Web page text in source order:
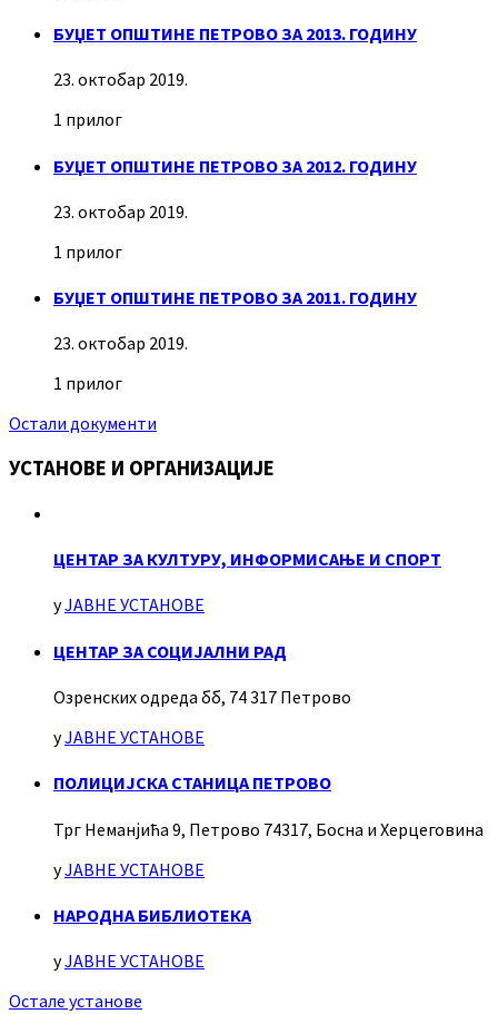
БУЏЕТ ОПШТИНЕ ПЕТРОВО ЗА 2013. ГОДИНУ
23. октобар 2019.
1 прилог
БУЏЕТ ОПШТИНЕ ПЕТРОВО ЗА 2012. ГОДИНУ
23. октобар 2019.
1 прилог
БУЏЕТ ОПШТИНЕ ПЕТРОВО ЗА 2011. ГОДИНУ
23. октобар 2019.
1 прилог
Остали документи
УСТАНОВЕ И ОРГАНИЗАЦИЈЕ
ЦЕНТАР ЗА КУЛТУРУ, ИНФОРМИСАЊЕ И СПОРТ
уЈАВНЕ УСТАНОВЕ
ЦЕНТАР ЗА СОЦИЈАЛНИ РАД
Озренских одреда бб, 74 317 Петрово
уЈАВНЕ УСТАНОВЕ
ПОЛИЦИЈСКА СТАНИЦА ПЕТРОВО
Трг Неманјића 9, Петрово 74317, Босна и Херцеговина
уЈАВНЕ УСТАНОВЕ
НАРОДНА БИБЛИОТЕКА
уЈАВНЕ УСТАНОВЕ
Остале установе